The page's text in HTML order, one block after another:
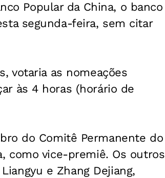
Popular da China, o banco
segunda-feira, sem citar
votaria as nomeações
às 4 horas (horário de
do Comitê Permanente do
como vice-premiê. Os outros
e Zhang Dejiang,